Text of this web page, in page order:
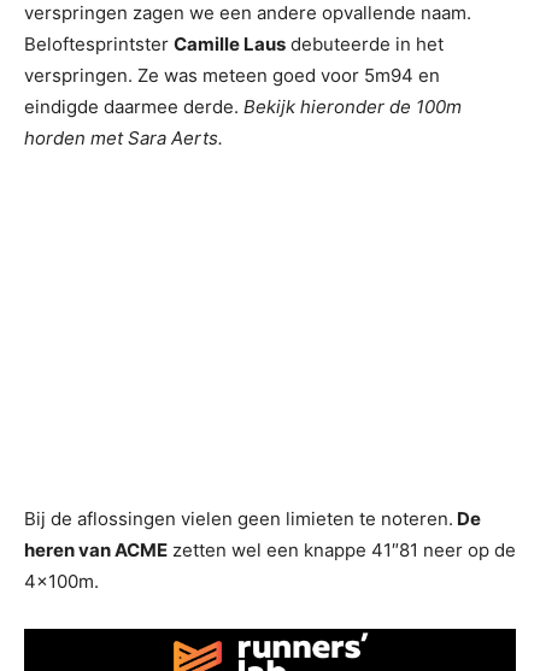
verspringen zagen we een andere opvallende naam.
Beloftesprintster Camille Laus debuteerde in het
verspringen. Ze was meteen goed voor 5m94 en
eindigde daarmee derde. Bekijk hieronder de 100m
horden met Sara Aerts.
Bij de aflossingen vielen geen limieten te noteren. De
heren van ACME zetten wel een knappe 41″81 neer op de
4x100m.